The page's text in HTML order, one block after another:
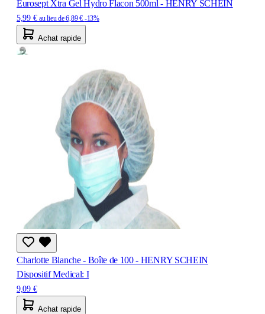
Eurosept Xtra Gel Hydro Flacon 500ml - HENRY SCHEIN
5,99 € au lieu de6,89 € -13%
Achat rapide
Charlotte Blanche - Boîte de 100 - HENRY SCHEIN
Dispositif Medical: I
9,09 €
Achat rapide